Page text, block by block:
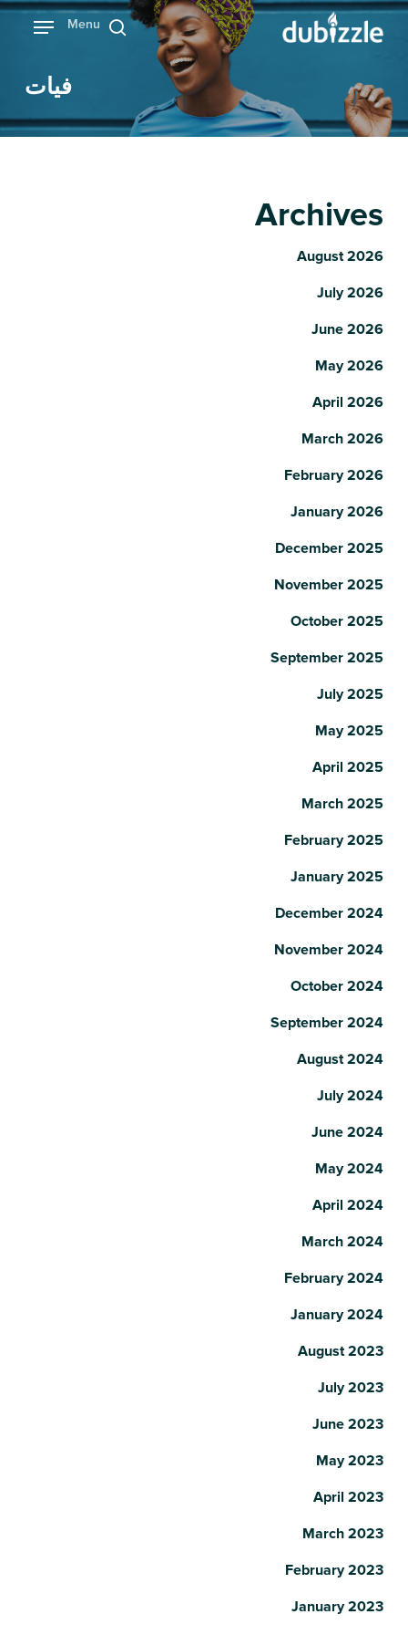
Skip
content
بحث
Menu
فيات
Archives
August 2026
July 2026
June 2026
May 2026
April 2026
March 2026
February 2026
January 2026
December 2025
November 2025
October 2025
September 2025
July 2025
May 2025
April 2025
March 2025
February 2025
January 2025
December 2024
November 2024
October 2024
September 2024
August 2024
July 2024
June 2024
May 2024
April 2024
March 2024
February 2024
January 2024
August 2023
July 2023
June 2023
May 2023
April 2023
March 2023
February 2023
January 2023